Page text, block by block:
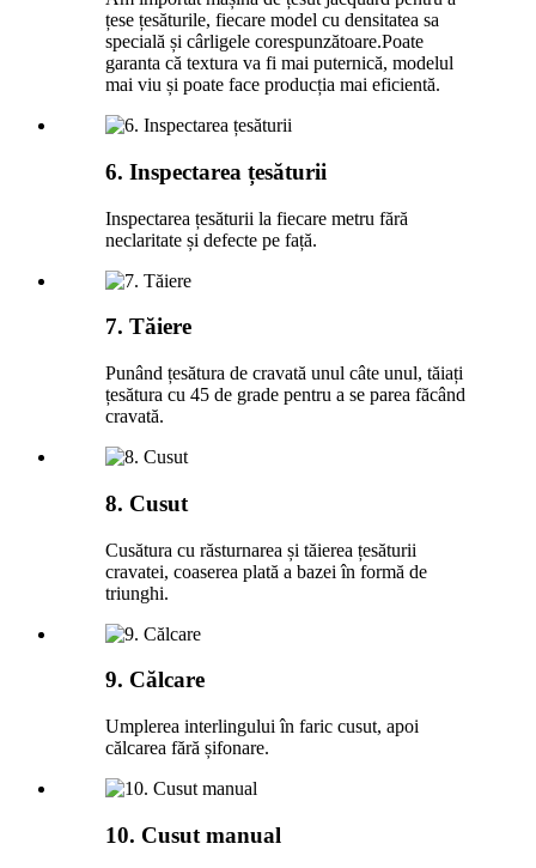
țese țesăturile, fiecare model cu densitatea sa
specială și cârligele corespunzătoare.Poate
garanta că textura va fi mai puternică, modelul
mai viu și poate face producția mai eficientă.
6. Inspectarea țesăturii
Inspectarea țesăturii la fiecare metru fără
neclaritate și defecte pe față.
7. Tăiere
Punând țesătura de cravată unul câte unul, tăiați
țesătura cu 45 de grade pentru a se parea făcând
cravată.
8. Cusut
Cusătura cu răsturnarea și tăierea țesăturii
cravatei, coaserea plată a bazei în formă de
triunghi.
9. Călcare
Umplerea interlingului în faric cusut, apoi
călcarea fără șifonare.
10. Cusut manual